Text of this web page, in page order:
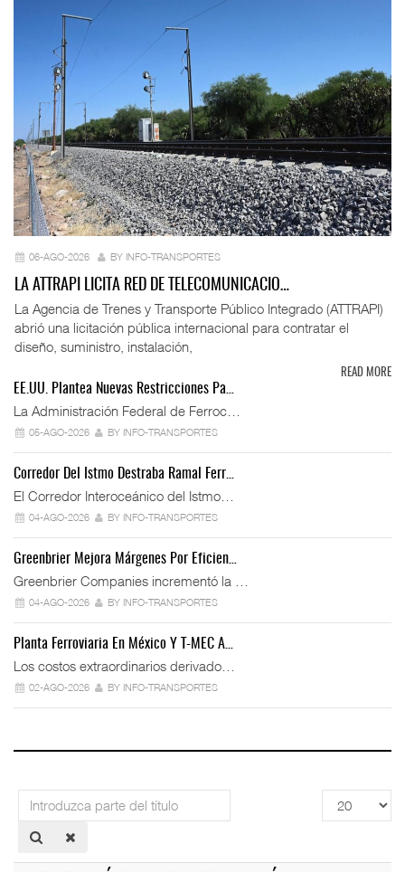
06-AGO-2026 BY INFO-TRANSPORTES
LA ATTRAPI LICITA RED DE TELECOMUNICACIO…
La Agencia de Trenes y Transporte Público Integrado (ATTRAPI)
abrió una licitación pública internacional para contratar el
diseño, suministro, instalación,
READ MORE
EE.UU. Plantea Nuevas Restricciones Pa…
La Administración Federal de Ferroc…
05-AGO-2026 BY INFO-TRANSPORTES
Corredor Del Istmo Destraba Ramal Ferr…
El Corredor Interoceánico del Istmo…
04-AGO-2026 BY INFO-TRANSPORTES
Greenbrier Mejora Márgenes Por Eficien…
Greenbrier Companies incrementó la …
04-AGO-2026 BY INFO-TRANSPORTES
Planta Ferroviaria En México Y T-MEC A…
Los costos extraordinarios derivado…
02-AGO-2026 BY INFO-TRANSPORTES
Introduzca
parte
del
Cantidad
a